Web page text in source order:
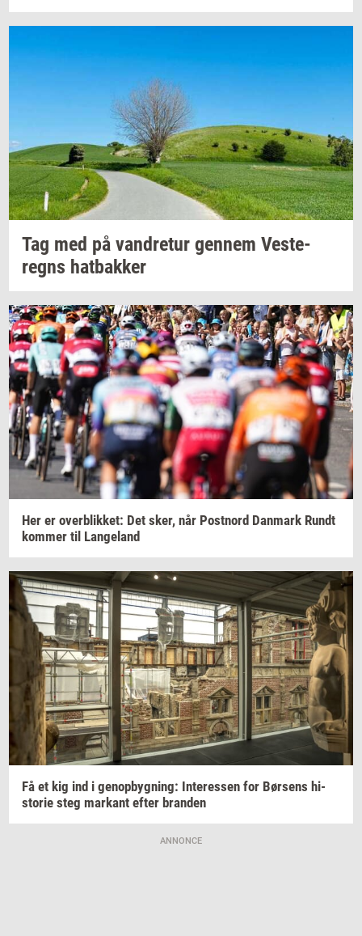
Tag med på van­dre­tur gen­nem Ve­ste­
regns hat­bak­ker
Her er over­blik­ket: Det sker, når Po­st­n­ord Dan­mark Rundt
kom­mer til Lan­geland
Få et kig ind i genop­byg­ning: In­ter­es­sen for Bør­sens hi­
sto­rie steg mar­kant efter bran­den
ANNONCE